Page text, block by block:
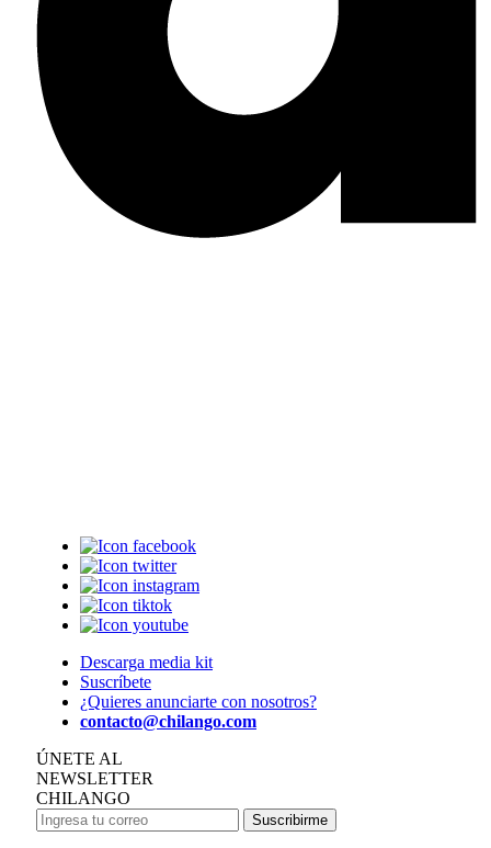
Descarga media kit
Suscríbete
¿Quieres anunciarte con nosotros?
contacto@chilango.com
ÚNETE AL
NEWSLETTER
CHILANGO
Suscribirme